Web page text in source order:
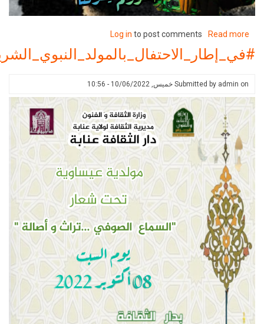
about
#في_إطار_الاحتفال_بالمولد_النبوي_الشريف2022
Log into post comments
Submitted خميس, 10/06/2022 - 10:56